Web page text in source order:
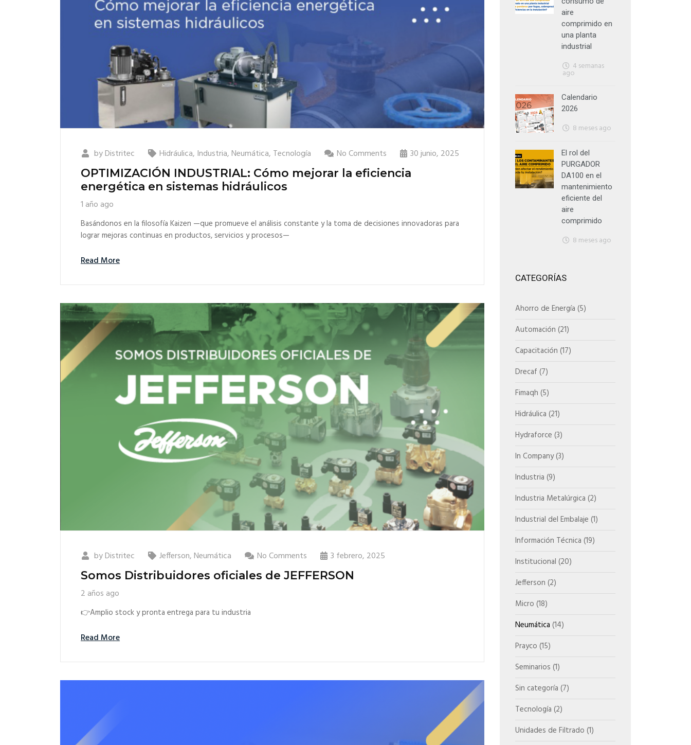
byDistritec Hidráulica, Industria,Neumática, Tecnología No Comments 30 junio, 2025
OPTIMIZACIÓN INDUSTRIAL: Cómo mejorar la eficiencia
energética en sistemas hidráulicos
1 año ago
Basándonos en la filosofía Kaizen —que promueve el análisis constante y la toma de decisiones innovadoras para
lograr mejoras continuas en productos, servicios y procesos—
Read More
byDistritec Jefferson,Neumática No Comments 3 febrero, 2025
Somos Distribuidores oficiales de JEFFERSON
2 años ago
👉Amplio stock y pronta entrega para tu industria
Read More
aire
comprimido en
una planta
industrial
4 semanas
ago
Calendario
2026
8 meses ago
El rol del
PURGADOR
DA100 en el
mantenimiento
eficiente del
aire
comprimido
8 meses ago
CATEGORÍAS
Ahorro de Energía (5)
Automación (21)
Capacitación (17)
Drecaf (7)
Fimaqh (5)
Hidráulica (21)
Hydraforce (3)
In Company(3)
Industria (9)
Industria Metalúrgica (2)
Industrial del Embalaje (1)
Información Técnica (19)
Institucional (20)
Jefferson (2)
Micro (18)
Neumática (14)
Prayco (15)
Seminarios (1)
Sin categoría (7)
Tecnología (2)
Unidades de Filtrado (1)